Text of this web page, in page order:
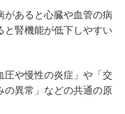
があると心臓や血管の病
と腎機能が低下しやすい
圧や慢性の炎症」や「交
の異常」などの共通の原